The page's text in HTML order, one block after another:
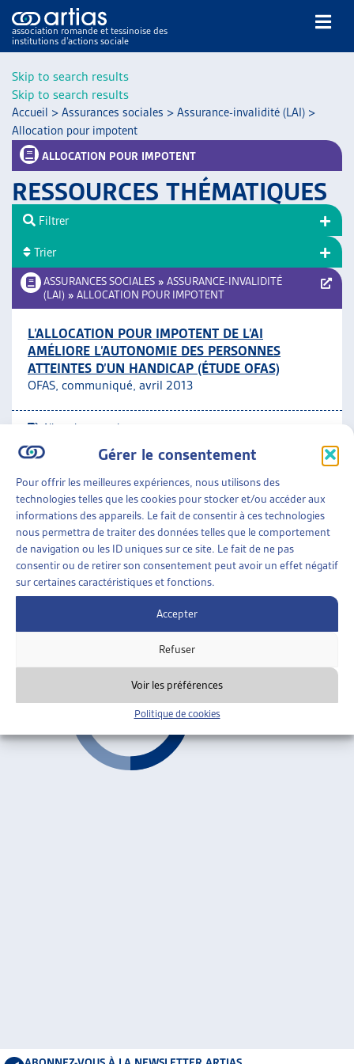
Skip to search results
Gérer le consentement
Pour offrir les meilleures expériences, nous utilisons des
technologies telles que les cookies pour stocker et/ou accéder aux
informations des appareils. Le fait de consentir à ces technologies
nous permettra de traiter des données telles que le comportement
de navigation ou les ID uniques sur ce site. Le fait de ne pas
consentir ou de retirer son consentement peut avoir un effet négatif
sur certaines caractéristiques et fonctions.
Accepter
Refuser
Voir les préférences
Politique de cookies
Skip to search results
association romande et tessinoise des
institutions d’actions sociale
NOS PUBLICATIONS
ARTICLES
VEILLE
RESSOURCES
THÉMATIQUES
AUTRES
ARTIAS
L’ASSOCIATION
PROJETS ET ACTIVITÉS
JOURNÉES D’AUTOMNE
Accueil > Assurances sociales > Assurance-invalidité (LAI) >
Allocation pour impotent
ALLOCATION POUR IMPOTENT
RESSOURCES THÉMATIQUES
ASSURANCES SOCIALES » ASSURANCE-INVALIDITÉ
(LAI) » ALLOCATION POUR IMPOTENT
L’ALLOCATION POUR IMPOTENT DE L’AI
AMÉLIORE L’AUTONOMIE DES PERSONNES
ATTEINTES D’UN HANDICAP (ÉTUDE OFAS)
OFAS, communiqué, avril 2013
Allocation pour impotent
(LAI)»ALLOCATION POUR IMPOTENT
BÉNÉFICIAIRES D’UNE ALLOCATION POUR
IMPOTENT DE L’AI: REMBOURSEMENT DE L’AIDE,
DES SOINS ET DES TÂCHES D’ASSISTANCE PAR
LES PRESTATIONS COMPLÉMENTAIRES
OFAS, rapport de recherche, juil. 2008
Allocation pour impotent
Filtrer
Trier